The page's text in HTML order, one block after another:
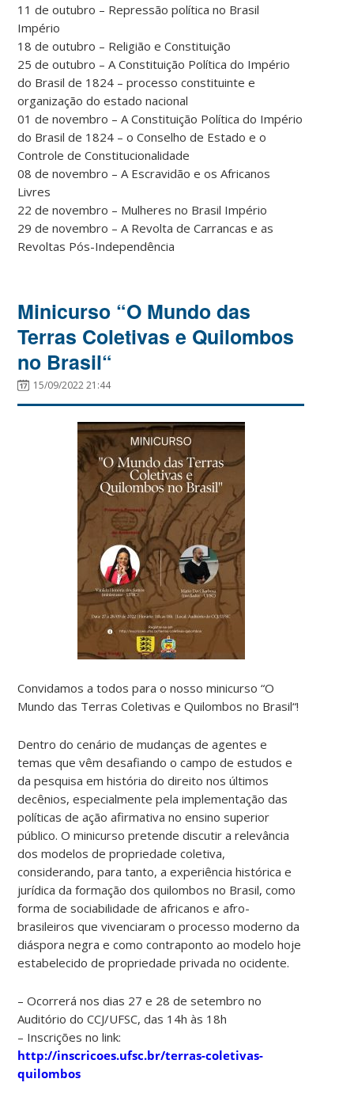
11 de outubro – Repressão política no Brasil
Império
18 de outubro – Religião e Constituição
25 de outubro – A Constituição Política do Império
do Brasil de 1824 – processo constituinte e
organização do estado nacional
01 de novembro – A Constituição Política do Império
do Brasil de 1824 – o Conselho de Estado e o
Controle de Constitucionalidade
08 de novembro – A Escravidão e os Africanos
Livres
22 de novembro – Mulheres no Brasil Império
29 de novembro – A Revolta de Carrancas e as
Revoltas Pós-Independência
Minicurso “O Mundo das
Terras Coletivas e Quilombos
no Brasil“
15/09/2022 21:44
Convidamos a todos para o nosso minicurso “O
Mundo das Terras Coletivas e Quilombos no Brasil“!
Dentro do cenário de mudanças de agentes e
temas que vêm desafiando o campo de estudos e
da pesquisa em história do direito nos últimos
decênios, especialmente pela implementação das
políticas de ação afirmativa no ensino superior
público. O minicurso pretende discutir a relevância
dos modelos de propriedade coletiva,
considerando, para tanto, a experiência histórica e
jurídica da formação dos quilombos no Brasil, como
forma de sociabilidade de africanos e afro-
brasileiros que vivenciaram o processo moderno da
diáspora negra e como contraponto ao modelo hoje
estabelecido de propriedade privada no ocidente.
– Ocorrerá nos dias 27 e 28 de setembro no
Auditório do CCJ/UFSC, das 14h às 18h
– Inscrições no link:
http://inscricoes.ufsc.br/terras-coletivas-
quilombos